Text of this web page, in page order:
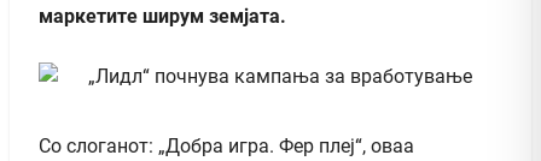
маркетите ширум земјата.
Со слоганот: „Добра игра. Фер плеј“, оваа